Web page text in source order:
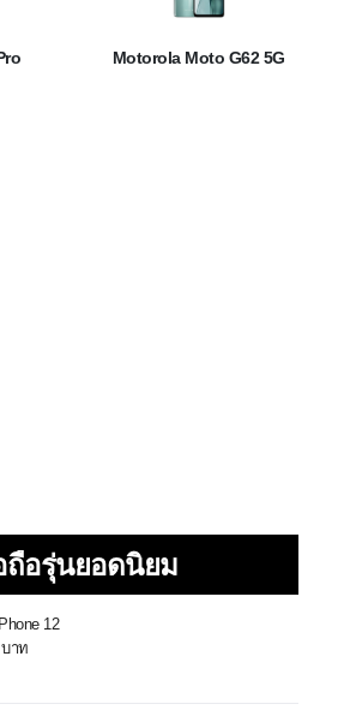
Motorola Moto G62 5G
ถือรุ่นยอดนิยม
12
บาท